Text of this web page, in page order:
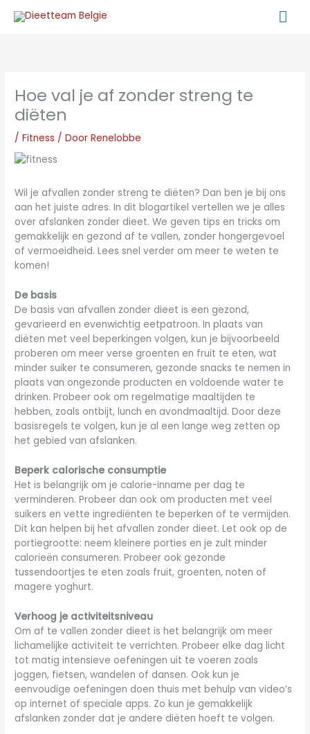
naar
Hoe val je af zonder streng te
diëten
/Fitness / DoorRenelobbe
Wil je afvallen zonder streng te diëten? Dan ben je bij ons
aan het juiste adres. In dit blogartikel vertellen we je alles
over afslanken zonder dieet. We geven tips en tricks om
gemakkelijk en gezond af te vallen, zonder hongergevoel
of vermoeidheid. Lees snel verder om meer te weten te
komen!
De basis
De basis van afvallen zonder dieet is een gezond,
gevarieerd en evenwichtig eetpatroon. In plaats van
diëten met veel beperkingen volgen, kun je bijvoorbeeld
proberen om meer verse groenten en fruit te eten, wat
minder suiker te consumeren, gezonde snacks te nemen in
plaats van ongezonde producten en voldoende water te
drinken. Probeer ook om regelmatige maaltijden te
hebben, zoals ontbijt, lunch en avondmaaltijd. Door deze
basisregels te volgen, kun je al een lange weg zetten op
het gebied van afslanken.
Beperk calorische consumptie
Het is belangrijk om je calorie-inname per dag te
verminderen. Probeer dan ook om producten met veel
suikers en vette ingrediënten te beperken of te vermijden.
Dit kan helpen bij het afvallen zonder dieet. Let ook op de
portiegrootte: neem kleinere porties en je zult minder
calorieën consumeren. Probeer ook gezonde
tussendoortjes te eten zoals fruit, groenten, noten of
magere yoghurt.
Verhoog je activiteitsniveau
Om af te vallen zonder dieet is het belangrijk om meer
lichamelijke activiteit te verrichten. Probeer elke dag licht
tot matig intensieve oefeningen uit te voeren zoals
joggen, fietsen, wandelen of dansen. Ook kun je
eenvoudige oefeningen doen thuis met behulp van video’s
op internet of speciale apps. Zo kun je gemakkelijk
afslanken zonder dat je andere diëten hoeft te volgen.